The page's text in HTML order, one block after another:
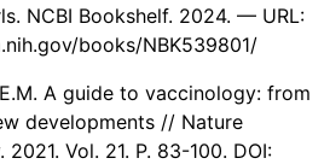
NCBI Bookshelf. 2024. — URL:
books/NBK539801/
A guide to vaccinology: from
developments // Nature
Vol. 21. P. 83-100. DOI: